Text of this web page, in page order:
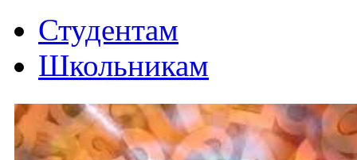
Студентам
Школьникам